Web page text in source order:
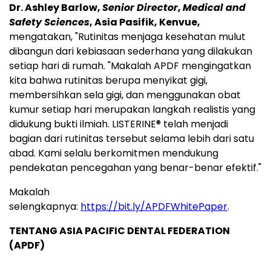
Dr. Ashley Barlow,Senior Director,Medical and
Safety Sciences, Asia Pasifik, Kenvue,
mengatakan, "Rutinitas menjaga kesehatan mulut
dibangun dari kebiasaan sederhana yang dilakukan
setiap hari di rumah. "Makalah APDF mengingatkan
kita bahwa rutinitas berupa menyikat gigi,
membersihkan sela gigi, dan menggunakan obat
kumur setiap hari merupakan langkah realistis yang
didukung bukti ilmiah. LISTERINE® telah menjadi
bagian dari rutinitas tersebut selama lebih dari satu
abad. Kami selalu berkomitmen mendukung
pendekatan pencegahan yang benar-benar efektif."
Makalah
selengkapnya: https://bit.ly/APDFWhitePaper.
TENTANG ASIA PACIFIC DENTAL FEDERATION
(APDF)